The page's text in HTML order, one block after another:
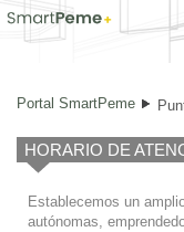
Puntos SmartPeme
Portal SmartPeme
HORARIO DE
Establecemos un
autónomas,